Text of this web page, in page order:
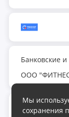
Мы
сохранения
Банковские
ООО